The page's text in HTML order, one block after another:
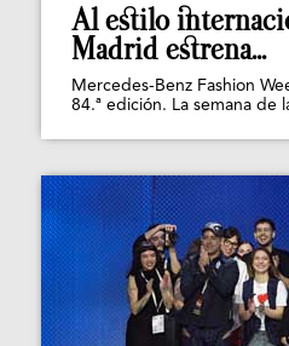
Al estilo
Madrid estrena...
Mercedes-Benz Fashion
84.ª edición. La semana de